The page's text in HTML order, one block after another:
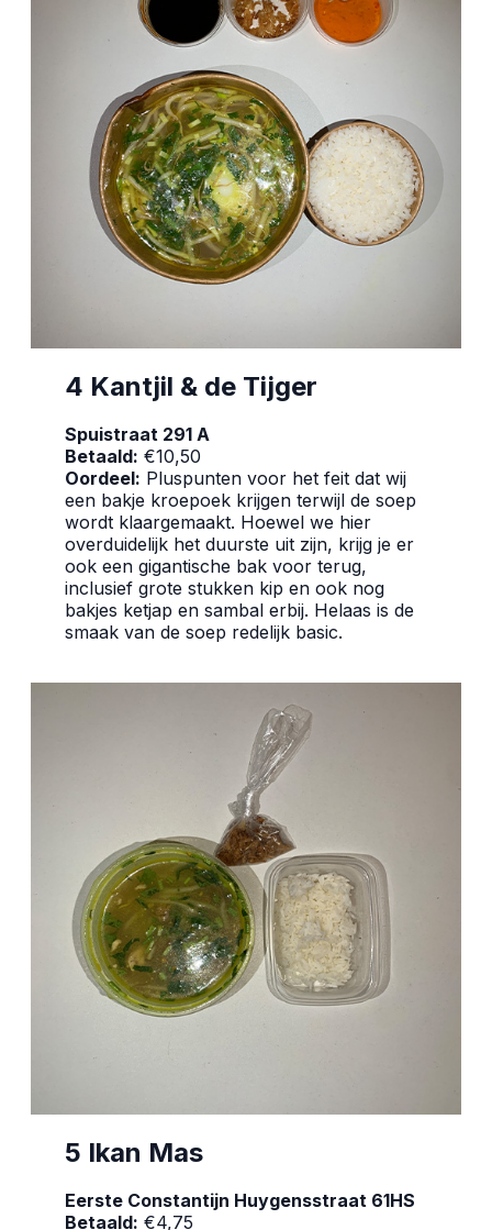
4 Kantjil & de Tijger
Spuistraat 291 A
Betaald: €10,50
Oordeel: Pluspunten voor het feit dat wij
een bakje kroepoek krijgen terwijl de soep
wordt klaargemaakt. Hoewel we hier
overduidelijk het duurste uit zijn, krijg je er
ook een gigantische bak voor terug,
inclusief grote stukken kip en ook nog
bakjes ketjap en sambal erbij. Helaas is de
smaak van de soep redelijk basic.
5 Ikan Mas
Eerste Constantijn Huygensstraat 61HS
Betaald: €4,75